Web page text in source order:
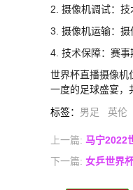
2. 摄像机调试：技
3. 摄像机运输：摄
4. 技术保障：赛事
世界杯直播摄像机
一度的足球盛宴，
标签： 男足 英伦
上一篇: 马宁2022
下一篇: 女乒世界